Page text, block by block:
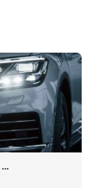
How an Auto Hub Simplifies Automobile Buying Services